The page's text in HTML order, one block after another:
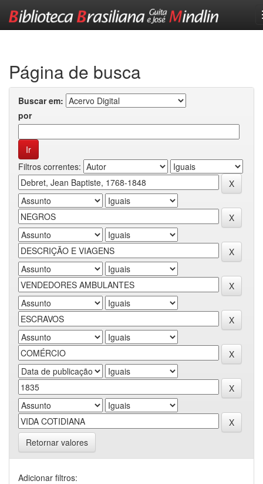
Página de busca
Buscar em:
por
Filtros correntes:
Retornar valores
Adicionar filtros: